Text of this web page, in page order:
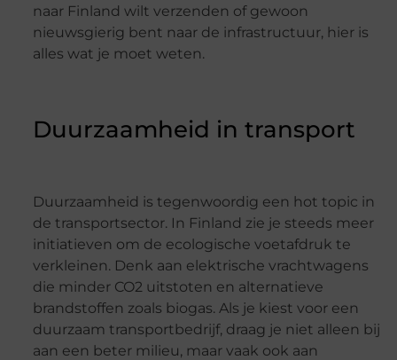
naar Finland wilt verzenden of gewoon
nieuwsgierig bent naar de infrastructuur, hier is
alles wat je moet weten.
Duurzaamheid in transport
Duurzaamheid is tegenwoordig een hot topic in
de transportsector. In Finland zie je steeds meer
initiatieven om de ecologische voetafdruk te
verkleinen. Denk aan elektrische vrachtwagens
die minder CO2 uitstoten en alternatieve
brandstoffen zoals biogas. Als je kiest voor een
duurzaam transportbedrijf, draag je niet alleen bij
aan een beter milieu, maar vaak ook aan